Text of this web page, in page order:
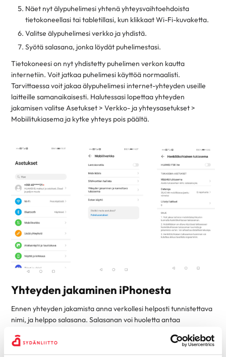
Näet nyt älypuhelimesi yhtenä yhteysvaihtoehdoista
tietokoneellasi tai tabletillasi, kun klikkaat Wi-Fi-kuvaketta.
Valitse älypuhelimesi verkko ja yhdistä.
Syötä salasana, jonka löydät puhelimestasi.
Tietokoneesi on nyt yhdistetty puhelimen verkon kautta
internetiin. Voit jatkaa puhelimesi käyttöä normaalisti.
Tarvittaessa voit jakaa älypuhelimesi internet-yhteyden useille
laitteille samanaikaisesti. Halutessasi lopettaa yhteyden
jakamisen valitse Asetukset > Verkko- ja yhteysasetukset >
Mobiilitukiasema ja kytke yhteys pois päältä.
Yhteyden jakaminen iPhonesta
Ennen yhteyden jakamista anna verkollesi helposti tunnistettava
nimi, ja helppo salasana. Salasanan voi huoletta antaa
sillä ole muille käyttöä.